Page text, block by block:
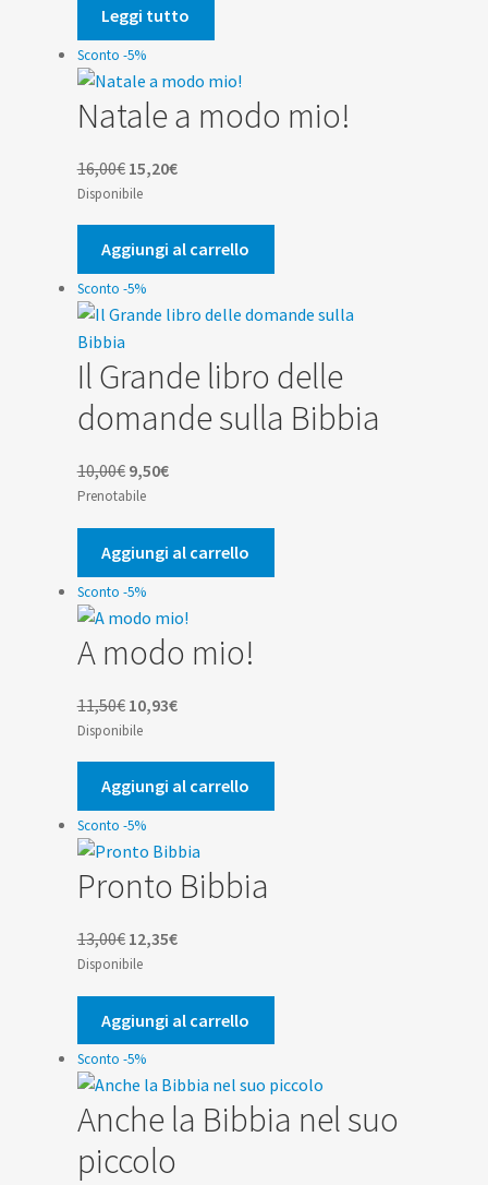
era:
12,90€.
è:
12,26€.
Leggi tutto
Sconto -5%
Natale a modo mio!
16,00€ Il
prezzo
originale
era:
16,00€.
15,20€Il
attuale
è:
15,20€.
Disponibile
Aggiungi al carrello
Sconto -5%
Il Grande libro delle
domande sulla Bibbia
10,00€ Il
prezzo
originale
era:
10,00€.
9,50€Il
attuale
è:
9,50€.
Prenotabile
Aggiungi al carrello
Sconto -5%
A modo mio!
11,50€ Il
prezzo
originale
era:
11,50€.
10,93€Il
attuale
è:
10,93€.
Disponibile
Aggiungi al carrello
Sconto -5%
Pronto Bibbia
13,00€ Il
prezzo
originale
era:
13,00€.
12,35€Il
attuale
è:
12,35€.
Disponibile
Aggiungi al carrello
Sconto -5%
Anche la Bibbia nel suo
piccolo